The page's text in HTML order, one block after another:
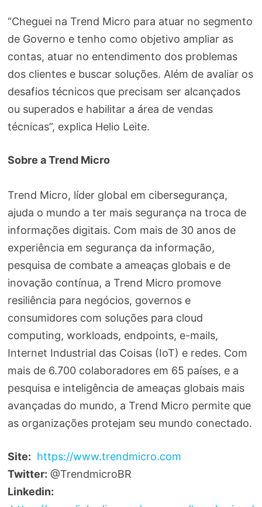
“Cheguei na Trend Micro para atuar no segmento
de Governo e tenho como objetivo ampliar as
contas, atuar no entendimento dos problemas
dos clientes e buscar soluções. Além de avaliar os
desafios técnicos que precisam ser alcançados
ou superados e habilitar a área de vendas
técnicas”, explica Helio Leite.
Sobre a Trend Micro
Trend Micro, líder global em cibersegurança,
ajuda o mundo a ter mais segurança na troca de
informações digitais. Com mais de 30 anos de
experiência em segurança da informação,
pesquisa de combate a ameaças globais e de
inovação contínua, a Trend Micro promove
resiliência para negócios, governos e
consumidores com soluções para cloud
computing, workloads, endpoints, e-mails,
Internet Industrial das Coisas (IoT) e redes. Com
mais de 6.700 colaboradores em 65 países, e a
pesquisa e inteligência de ameaças globais mais
avançadas do mundo, a Trend Micro permite que
as organizações protejam seu mundo conectado.
Site: https://www.trendmicro.com
Twitter: @TrendmicroBR
Linkedin: